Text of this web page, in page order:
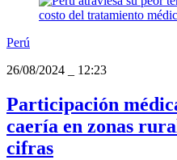
Perú
26/08/2024
12:23
Participación
caería en zonas
cifras